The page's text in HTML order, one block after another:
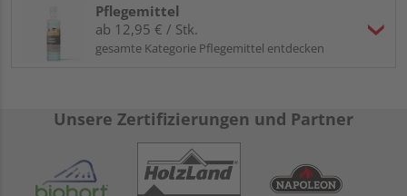
Pflegemittel
ab 12,95 € / Stk.
gesamte Kategorie Pflegemittel entdecken
Unsere Zertifizierungen und Partner